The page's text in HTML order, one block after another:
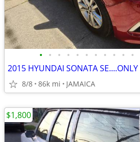
• • • • • • • • • • •
8/8 86k mi JAMAICA
$1,800